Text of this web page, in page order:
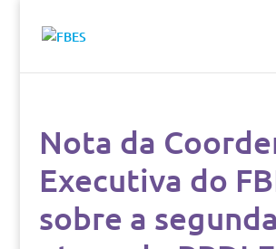
Nota da
Executiva do
sobre a segunda